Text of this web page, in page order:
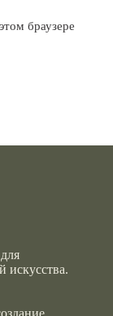
браузере
искусства.